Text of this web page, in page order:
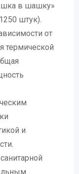
в шашку»
штук).
от
термической
и